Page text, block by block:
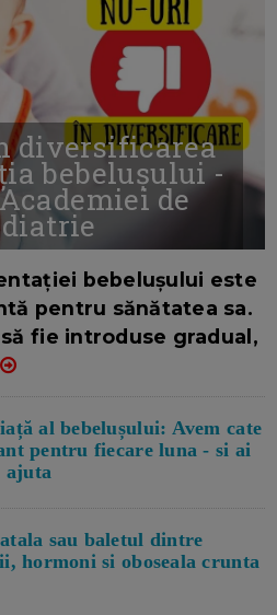
diversificarea
bebelușului -
de
bebelușului este
pentru sănătatea sa.
fie introduse gradual,
al bebelușului: Avem cate
pentru fiecare luna - si ai
ajuta
sau baletul dintre
hormoni si oboseala crunta